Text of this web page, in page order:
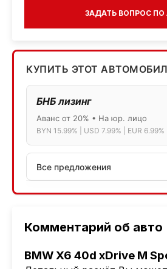
Комментарий об авто
BMW X6 40d xDrive M
ЗАДАТЬ ВОПРОС ПО
КУПИТЬ ЭТОТ
БНБ лизинг
Аванс от 20% • На юр. лицо
BYN 15.99% | USD 7.99% | EUR 6.99%
Все предложения
АСБ лизинг
Лизинг: BYN 17% | USD 7.99% |